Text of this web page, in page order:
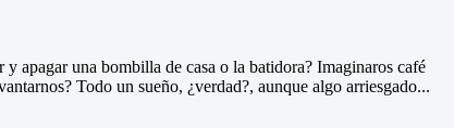
apagar una bombilla de casa o la batidora? Imaginaros café
Todo un sueño, ¿verdad?, aunque algo arriesgado...